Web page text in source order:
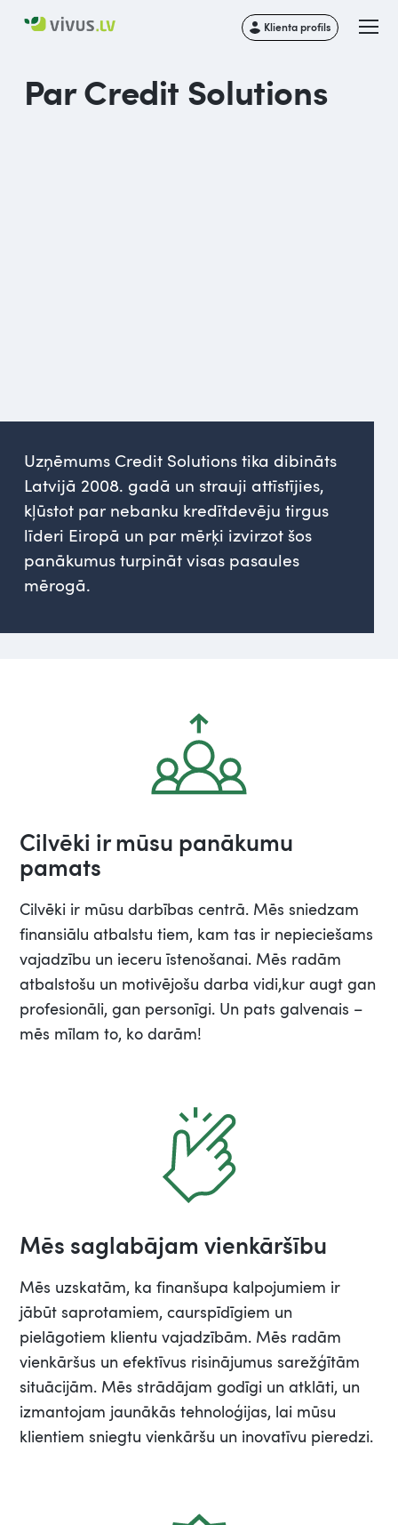
Klienta profils
ParCredit Solutions
Uzņēmums Credit Solutions tika dibināts
Latvijā 2008. gadā un strauji attīstījies,
kļūstot par nebanku kredītdevēju tirgus
līderi Eiropā un par mērķi izvirzot šos
panākumus turpināt visas pasaules
mērogā.
Cilvēki ir mūsu panākumu
pamats
Cilvēki ir mūsu darbības centrā. Mēs sniedzam
finansiālu atbalstu tiem, kam tas ir nepieciešams
vajadzību un ieceru īstenošanai. Mēs radām
atbalstošu un motivējošu darba vidi,kur augt gan
profesionāli, gan personīgi. Un pats galvenais –
mēs mīlam to, ko darām!
Mēs saglabājam vienkāršību
Mēs uzskatām, ka finanšupa kalpojumiem ir
jābūt saprotamiem, caurspīdīgiem un
pielāgotiem klientu vajadzībām. Mēs radām
vienkāršus un efektīvus risinājumus sarežģītām
situācijām. Mēs strādājam godīgi un atklāti, un
izmantojam jaunākās tehnoloģijas, lai mūsu
klientiem sniegtu vienkāršu un inovatīvu pieredzi.